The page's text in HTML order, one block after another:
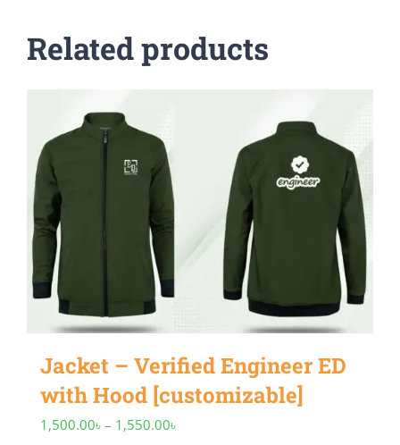
Related products
Jacket – Verified Engineer ED
with Hood [customizable]
1,500.00৳ – 1,550.00৳Price